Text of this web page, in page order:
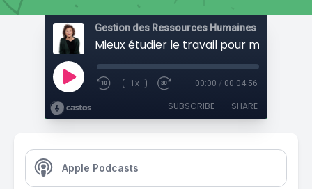
Gestion des Ressources Humaines
1x 00:00 / 00:04:56
SUBSCRIBE SHARE
Apple Podcasts